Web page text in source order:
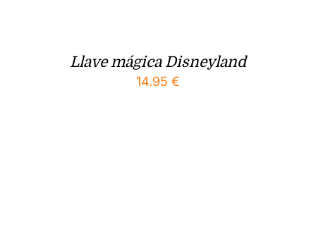
Llave mágica Disneyland
14.95 €